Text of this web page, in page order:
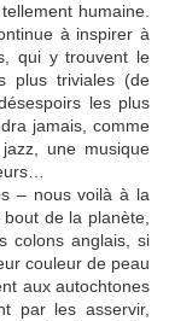
humaine.
à inspirer à
qui y trouvent le
plus triviales (de
les plus
jamais, comme
une musique
– nous voilà à la
de la planète,
colons anglais, si
couleur de peau
aux autochtones
par les asservir,